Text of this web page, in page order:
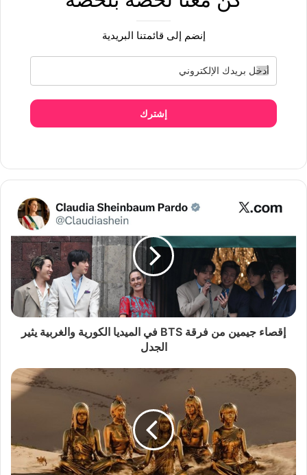
إنضم إلى قائمتنا البريدية
إشترك
إقصاء جيمين من فرقة BTS في الميديا الكورية والغربية يثير
الجدل